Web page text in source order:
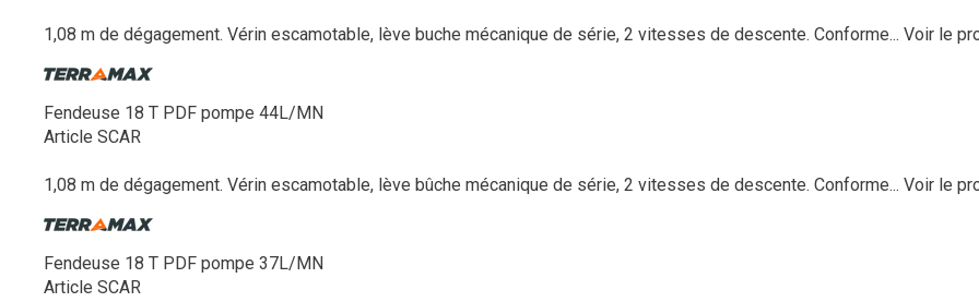
1,08 m de dégagement. Vérin escamotable, lève buche mécanique de série, 2 vitesses de descente. Conforme... Voir le
Fendeuse 18 T PDF pompe 44L/MN
Article SCAR
1,08 m de dégagement. Vérin escamotable, lève bûche mécanique de série, 2 vitesses de descente. Conforme... Voir le
Fendeuse 18 T PDF pompe 37L/MN
Article SCAR